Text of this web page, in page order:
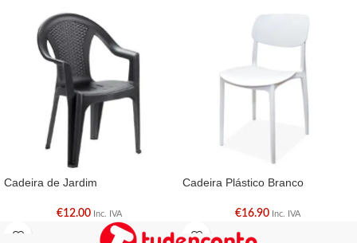
Cadeira de Jardim
€12.00 Inc. IVA
Cadeira Plástico Branco
€16.90 Inc. IVA